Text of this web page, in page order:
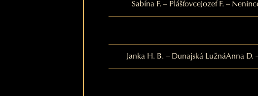
Sabína F. – PlášťovceJozef F. –
Janka H. B. – Dunajská LužnáAnna D.